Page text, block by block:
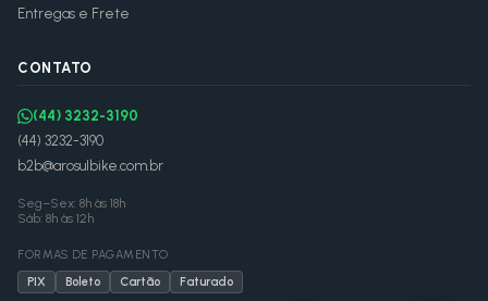
Entregas e Frete
CONTATO
(44) 3232-3190
(44) 3232-3190
b2b@arosulbike.com.br
Seg–Sex: 8h às 18h
Sáb: 8h às 12h
FORMAS DE PAGAMENTO
PIX
Boleto Cartão Faturado